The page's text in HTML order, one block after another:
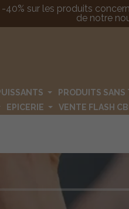
-40% sur les produits
de notre
PRODUITS SANS
EPICERIE VENTE FLASH